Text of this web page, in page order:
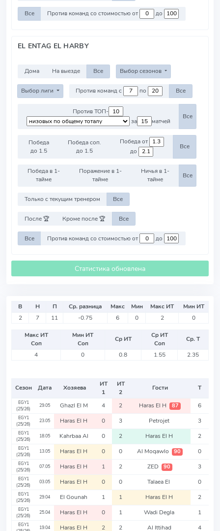
Все Против команд со стоимостью от до
EL ENTAG EL HARBY
Дома На выезде Все Выбор сезонов
Выбор лиги Против команд с по Все
Против ТОП-
за
матчей
Все
Победа
до 1.5
Победа соп.
до 1.5
Победа от
до
Все
Победа в 1-
тайме
Поражение в 1-
тайме
Ничья в 1-
тайме
Все
Только с текущим тренером Все
После 🏆 Кроме после 🏆 Все
Все Против команд со стоимостью от до
Статистика обновлена
В Н П Ср. разница Макс Мин Макс ИТ
Мин ИТ
2
7 11 -0.75 6 0 2 0
Макс ИТ
Соп
Мин ИТ
Соп
Ср ИТ
Ср ИТ
Соп
Ср. Т
4
0 0.8 1.55 2.35
Сезон Дата Хозяева
ИТ
1
ИТ
2
Гости Т
EGY1
(25/26)
29.05 Ghazl El M 4 2 Haras El H 87 6
EGY1
(25/26)
23.05 Haras El H 0 3 Petrojet 3
EGY1
(25/26)
18.05 Kahrbaa Al 0 2 Haras El H 2
EGY1
(25/26)
13.05 Haras El H 0 0 Al Moqawlo 90 0
EGY1
(25/26)
07.05 Haras El H 1 2 ZED 90 3
EGY1
(25/26)
03.05 Haras El H 0 0 Talaea El 0
EGY1
(25/26)
29.04 El Gounah 1 1 Haras El H 2
EGY1
(25/26)
25.04 Haras El H 0 1 Wadi Degla 1
EGY1
19.04 Haras El H 2 2 Al Ittihad 4